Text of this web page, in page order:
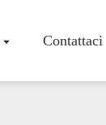
Contattaci